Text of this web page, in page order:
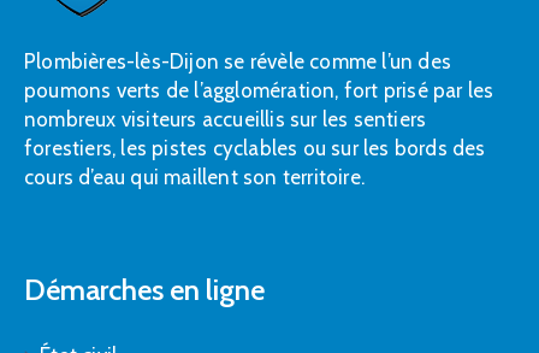
Plombières-lès-Dijon se révèle comme l’un des
poumons verts de l’agglomération, fort prisé par les
nombreux visiteurs accueillis sur les sentiers
forestiers, les pistes cyclables ou sur les bords des
cours d’eau qui maillent son territoire.
Démarches en ligne